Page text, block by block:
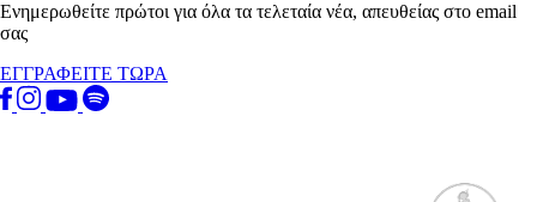
Ενημερωθείτε πρώτοι για όλα τα τελεταία νέα, απευθείας στο email
σας
ΕΓΓΡΑΦΕΙΤΕ ΤΩΡΑ